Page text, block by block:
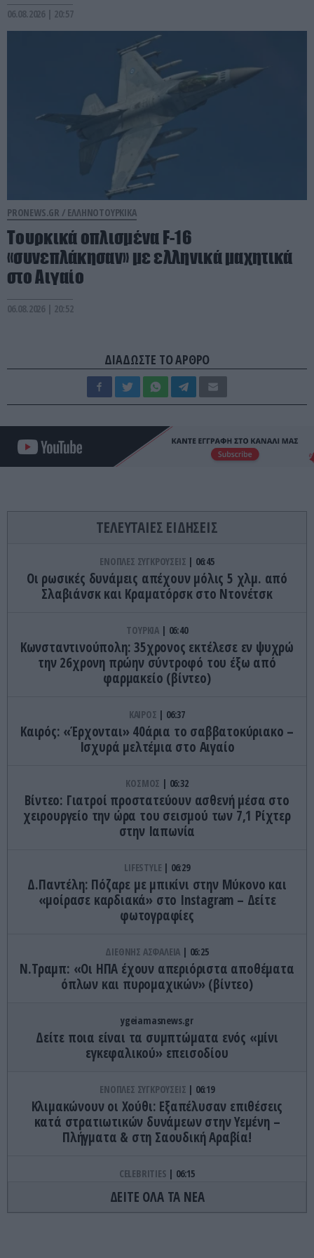
06.08.2026 | 20:57
PRONEWS.GR / ΕΛΛΗΝΟΤΟΥΡΚΙΚΑ
Τουρκικά οπλισμένα F-16
«συνεπλάκησαν» με ελληνικά μαχητικά
στο Αιγαίο
06.08.2026 | 20:52
ΔΙΑΔΩΣΤΕ ΤΟ ΑΡΘΡΟ
ΤΕΛΕΥΤΑΙΕΣ ΕΙΔΗΣΕΙΣ
ΕΝΟΠΛΕΣ ΣΥΓΚΡΟΥΣΕΙΣ 06:45
Οι ρωσικές δυνάμεις απέχουν μόλις 5 χλμ. από
Σλαβιάνσκ και Κραματόρσκ στο Ντονέτσκ
ΤΟΥΡΚΙΑ 06:40
Κωνσταντινούπολη: 35χρονος εκτέλεσε εν ψυχρώ
την 26χρονη πρώην σύντροφό του έξω από
φαρμακείο (βίντεο)
ΚΑΙΡΟΣ 06:37
Καιρός: «Έρχονται» 40άρια το σαββατοκύριακο –
Ισχυρά μελτέμια στο Αιγαίο
ΚΟΣΜΟΣ 06:32
Βίντεο: Γιατροί προστατεύουν ασθενή μέσα στο
χειρουργείο την ώρα του σεισμού των 7,1 Ρίχτερ
στην Ιαπωνία
LIFESTYLE 06:29
Δ.Παντέλη: Πόζαρε με μπικίνι στην Μύκονο και
«μοίρασε καρδιακά» στο Instagram – Δείτε
φωτογραφίες
ΔΙΕΘΝΗΣ ΑΣΦΑΛΕΙΑ 06:25
Ν.Τραμπ: «Οι ΗΠΑ έχουν απεριόριστα αποθέματα
όπλων και πυρομαχικών» (βίντεο)
ygeiamasnews.gr
Δείτε ποια είναι τα συμπτώματα ενός «μίνι
εγκεφαλικού» επεισοδίου
ΕΝΟΠΛΕΣ ΣΥΓΚΡΟΥΣΕΙΣ 06:19
Κλιμακώνουν οι Χούθι: Eξαπέλυσαν επιθέσεις
κατά στρατιωτικών δυνάμεων στην Υεμένη –
Πλήγματα & στη Σαουδική Αραβία!
CELEBRITIES 06:15
«Έξαλλη» η Ι.Καλλιμάνη με θεατή σε συναυλία
της που της πέταξε δίσκους με λουλούδια στο
ΔΕΙΤΕ ΟΛΑ ΤΑ ΝΕΑ